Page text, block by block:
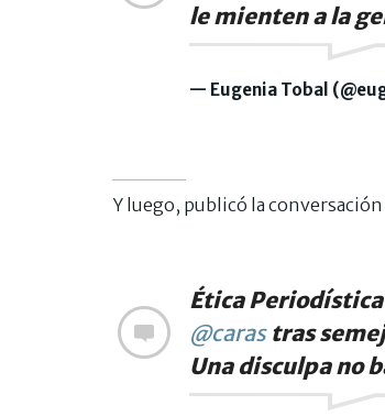
le mienten a la
— Eugenia Tobal
Y luego, publicó la
Ética
@carastras
Una disculpa no